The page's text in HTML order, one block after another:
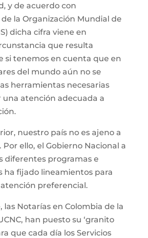
y de acuerdo con
la Organización Mundial de
dicha cifra viene en
que resulta
si tenemos en cuenta que en
del mundo aún no se
herramientas necesarias
una atención adecuada a
nuestro país no es ajeno a
ello, el Gobierno Nacional a
diferentes programas e
ha fijado lineamientos para
preferencial.
las Notarías en Colombia de la
han puesto su ‘granito
que cada día los Servicios